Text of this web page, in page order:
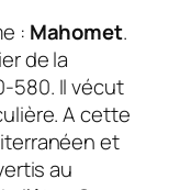
: Mahomet.
de la
580. Il vécut
A cette
et
au